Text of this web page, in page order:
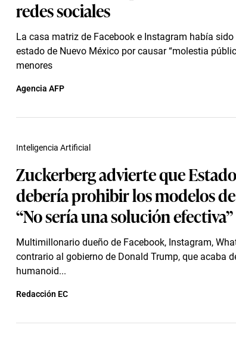
redes sociales
La casa matriz de Facebook e Instagram había
estado de Nuevo México por causar “molestia
menores
Agencia AFP
Zuckerberg advierte que
debería prohibir los modelos
“No sería una solución efectiva”
Multimillonario dueño de Facebook, Instagram,
contrario al gobierno de Donald Trump, que acaba
humanoid...
Inteligencia Artificial
Redacción EC